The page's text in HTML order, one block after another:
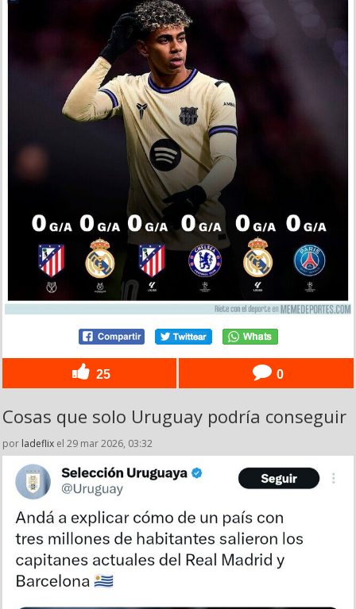
25 0
Cosas que solo Uruguay podría conseguir
por ladeflix el 29 mar 2026, 03:32